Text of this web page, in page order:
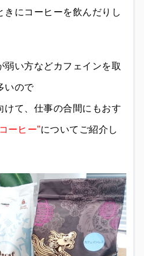
きにコーヒーを飲んだりし
弱い方などカフェインを取
いので
けて、仕事の合間にもおす
ーヒー”についてご紹介し